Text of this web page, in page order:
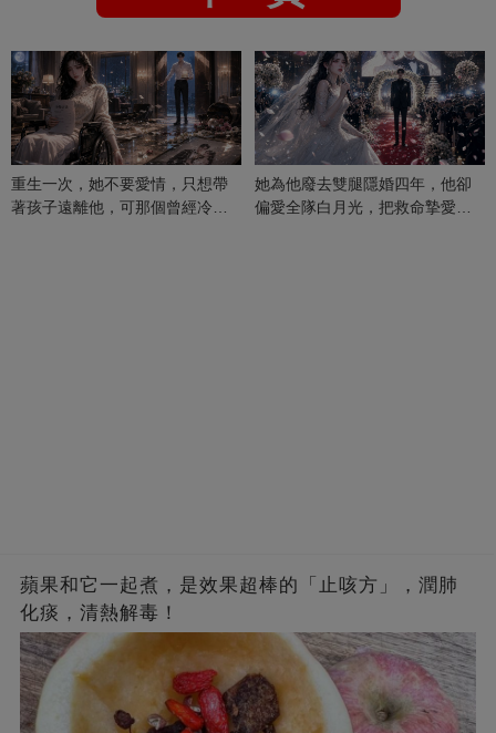
重生一次，她不要愛情，只想帶
著孩子遠離他，可那個曾經冷漠
她為他廢去雙腿隱婚四年，他卻
偏愛全隊白月光，把救命摯愛當
蘋果和它一起煮，是效果超棒的「止咳方」，潤肺
化痰，清熱解毒！